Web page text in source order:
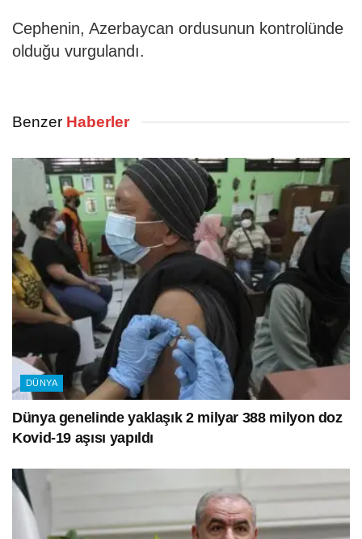
Cephenin, Azerbaycan ordusunun kontrolünde
olduğu vurgulandı.
Benzer Haberler
DÜNYA
Dünya genelinde yaklaşık 2 milyar 388 milyon doz
Kovid-19 aşısı yapıldı